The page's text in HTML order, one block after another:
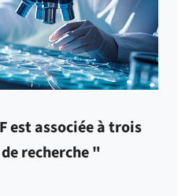
est associée à trois
recherche "